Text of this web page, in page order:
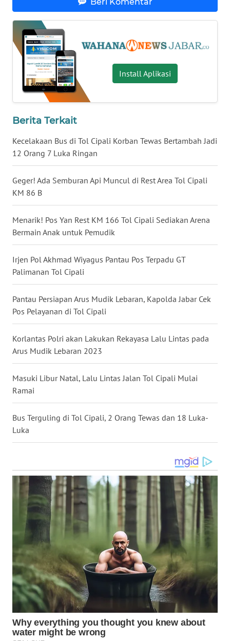
Install Aplikasi
Berita Terkait
Kecelakaan Bus di Tol Cipali Korban Tewas Bertambah Jadi
12 Orang 7 Luka Ringan
Geger! Ada Semburan Api Muncul di Rest Area Tol Cipali
KM 86 B
Menarik! Pos Yan Rest KM 166 Tol Cipali Sediakan Arena
Bermain Anak untuk Pemudik
Irjen Pol Akhmad Wiyagus Pantau Pos Terpadu GT
Palimanan Tol Cipali
Pantau Persiapan Arus Mudik Lebaran, Kapolda Jabar Cek
Pos Pelayanan di Tol Cipali
Korlantas Polri akan Lakukan Rekayasa Lalu Lintas pada
Arus Mudik Lebaran 2023
Masuki Libur Natal, Lalu Lintas Jalan Tol Cipali Mulai
Ramai
Bus Terguling di Tol Cipali, 2 Orang Tewas dan 18 Luka-
Luka
WN
KALBAR
WN
KALTENG
WN
WN
KALSEL
WN
KALTIM
WN
SULSEL
WN
GORONTALO
WN
WN
WN
DAIRI
DANAU
TOBA
WN
NIAS
WN
LANGKAT
WN
TAPANULI
SELATAN
WN